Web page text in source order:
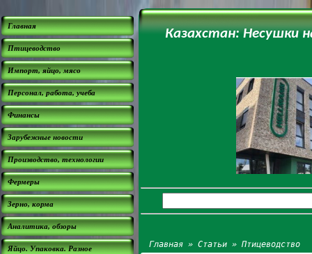
Главная
Птицеводство
Импорт, яйцо, мясо
Персонал, работа, учеба
Финансы
Зарубежные новости
Производство, технологии
Фермеры
Зерно, корма
Аналитика, обзоры
Яйцо. Упаковка. Разное
Казахстан: Несушки
Главная »Статьи »Птицеводство